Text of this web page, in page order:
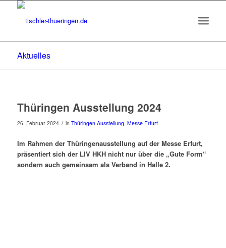
Aktuelles
Thüringen Ausstellung 2024
26. Februar 2024 / in Thüringen Ausstellung, Messe Erfurt
Im Rahmen der Thüringenausstellung auf der Messe Erfurt,
präsentiert sich der LIV HKH nicht nur über die „Gute Form“
sondern auch gemeinsam als Verband in Halle 2.